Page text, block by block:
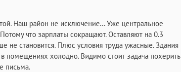
Наш район не исключение... Уже центральное
что зарплаты сокращают. Оставляют на 0.3
не становится. Плюс условия труда ужасные. Здания
помещениях холодно. Видимо стоит задача похерить
письма.